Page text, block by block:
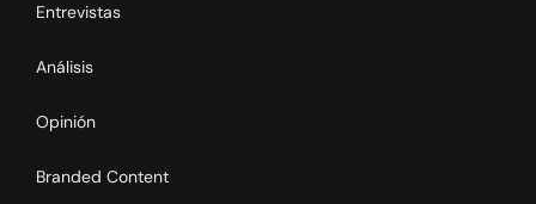
Entrevistas
Análisis
Opinión
Branded Content